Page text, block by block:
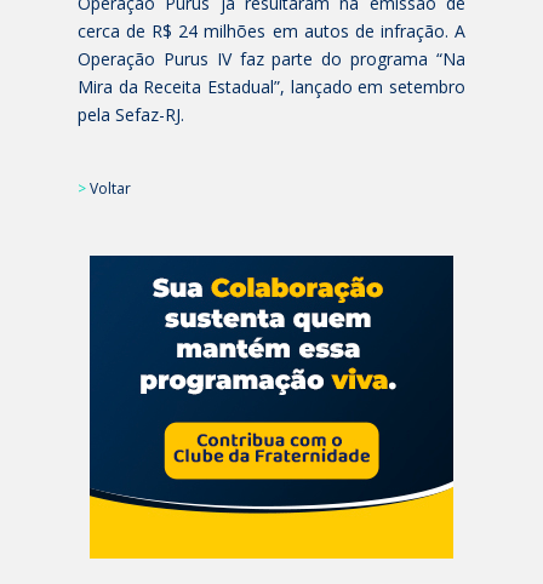
cerca de R$ 24 milhões em autos de infração. A
Operação Purus IV faz parte do programa “Na
Mira da Receita Estadual”, lançado em setembro
pela Sefaz-RJ.
>Voltar